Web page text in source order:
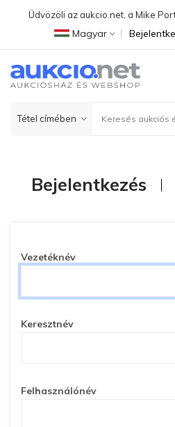
Üdvözöli az aukcio.net, a Mike
Magyar
Bejelentkezés
Vezetéknév
Keresztnév
Felhasználónév